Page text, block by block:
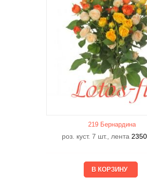
219 Бернардина
роз. куст. 7 шт., лента2350